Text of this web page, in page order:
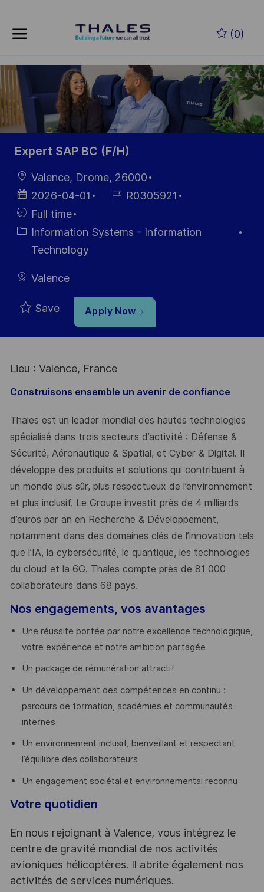
(0)
-
Expert SAP BC (F/H)
LocationValence, Drome, 26000
Posted
Date
2026-04-01
Job R0305921
Hiring
Type
Full time
CategoryInformation Systems - Information
Technology
Valence
Save Apply Now
Lieu : Valence, France
Construisons ensemble un avenir de confiance
Thales est un leader mondial des hautes technologies
spécialisé dans trois secteurs d’activité : Défense &
Sécurité, Aéronautique & Spatial, et Cyber & Digital. Il
développe des produits et solutions qui contribuent à
un monde plus sûr, plus respectueux de l’environnement
et plus inclusif. Le Groupe investit près de 4 milliards
d’euros par an en Recherche & Développement,
notamment dans des domaines clés de l’innovation tels
que l’IA, la cybersécurité, le quantique, les technologies
du cloud et la 6G. Thales compte près de 81 000
collaborateurs dans 68 pays.
Nos engagements, vos avantages
Une réussite portée par notre excellence technologique,
votre expérience et notre ambition partagée
Un package de rémunération attractif
Un développement des compétences en continu :
parcours de formation, académies et communautés
internes
Un environnement inclusif, bienveillant et respectant
l’équilibre des collaborateurs
Un engagement sociétal et environnemental reconnu
Votre quotidien
En nous rejoignant à Valence, vous intégrez le
centre de gravité mondial de nos activités
avioniques hélicoptères. Il abrite également nos
activités de services numériques.